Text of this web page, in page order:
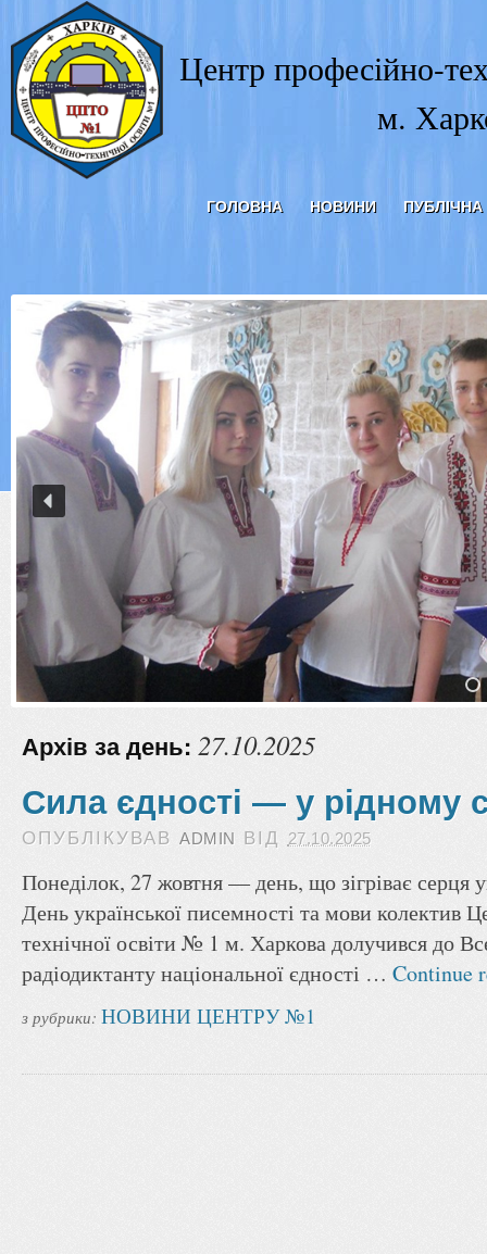
Центр професійно-
м.
ГОЛОВНА НОВИНИ
Архів за день: 27.10.2025
Сила єдності — у рідному
ОПУБЛІКУВАВ ADMIN ВІД 27.10.2025
Понеділок, 27 жовтня — день, що зігріває серця
День української писемності та мови колектив
технічної освіти № 1 м. Харкова долучився до
радіодиктанту національної єдності … Continue
з рубрики: НОВИНИ ЦЕНТРУ №1